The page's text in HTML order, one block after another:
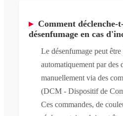
▸ Comment déclenche-
désenfumage en cas
Le désenfumage peut être
automatiquement par des
manuellement via des
(DCM - Dispositif de
Ces commandes, de